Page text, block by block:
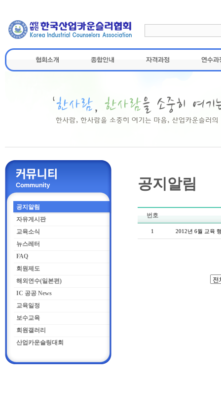
공지알림
자유게시판
교육소식
뉴스레터
FAQ
회원제도
해외연수(일본편)
IC 공공 News
교육일정
보수교육
회원갤러리
산업카운슬링대회
공지알림
번호
1 2012년 6월 교육